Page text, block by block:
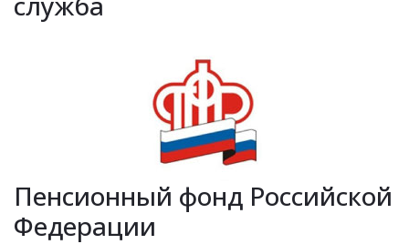
Пенсионный фонд Российской
Федерации